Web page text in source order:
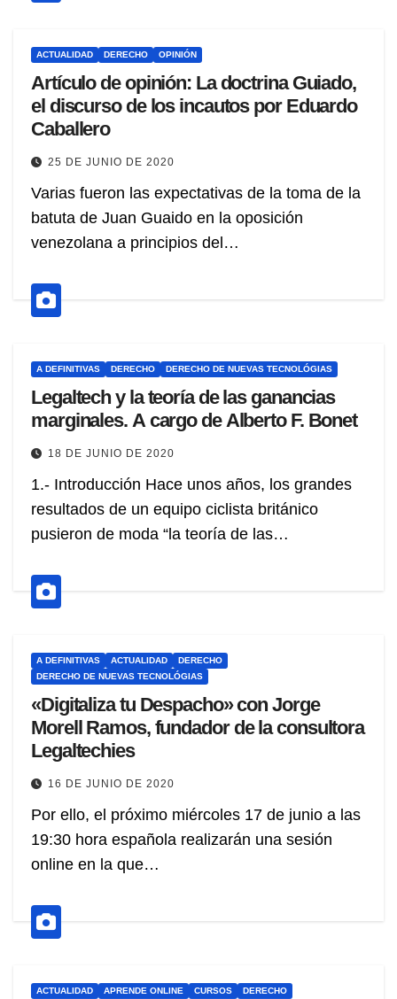
ACTUALIDAD DERECHO OPINIÓN
Artículo de opinión: La doctrina Guiado,
el discurso de los incautos por Eduardo
Caballero
25 DE JUNIO DE 2020
Varias fueron las expectativas de la toma de la
batuta de Juan Guaido en la oposición
venezolana a principios del…
A DEFINITIVAS DERECHO DERECHO DE NUEVAS TECNOLÓGIAS
Legaltech y la teoría de las ganancias
marginales. A cargo de Alberto F. Bonet
18 DE JUNIO DE 2020
1.- Introducción Hace unos años, los grandes
resultados de un equipo ciclista británico
pusieron de moda “la teoría de las…
A DEFINITIVAS ACTUALIDAD
DERECHO
DERECHO DE NUEVAS TECNOLÓGIAS
«Digitaliza tu Despacho» con Jorge
Morell Ramos, fundador de la consultora
Legaltechies
16 DE JUNIO DE 2020
Por ello, el próximo miércoles 17 de junio a las
19:30 hora española realizarán una sesión
online en la que…
ACTUALIDAD APRENDE ONLINE CURSOS DERECHO